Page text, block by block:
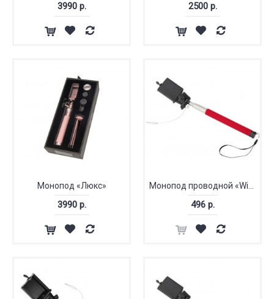
3990 р. 2500 р.
Монопод «Люкс»
3990 р.
Монопод проводной «Wire Selfie»
496 р.